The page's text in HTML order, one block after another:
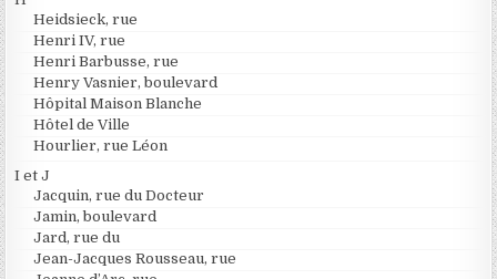
Heidsieck, rue
Henri IV, rue
Henri Barbusse, rue
Henry Vasnier, boulevard
Hôpital Maison Blanche
Hôtel de Ville
Hourlier, rue Léon
I et J
Jacquin, rue du Docteur
Jamin, boulevard
Jard, rue du
Jean-Jacques Rousseau, rue